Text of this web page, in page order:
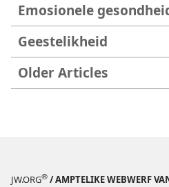
Emosionele
Geestelikheid
Older Articles
JW.ORG® / AMPTELIKE WEBWERF